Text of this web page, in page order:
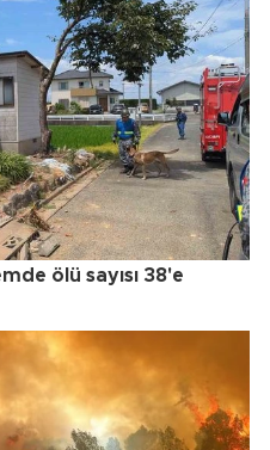
ölü sayısı 38'e